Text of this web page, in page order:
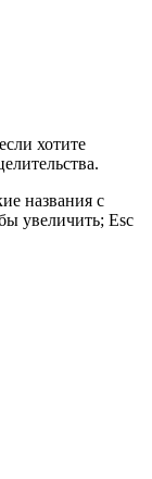
хотите
названия с
увеличить; Esc